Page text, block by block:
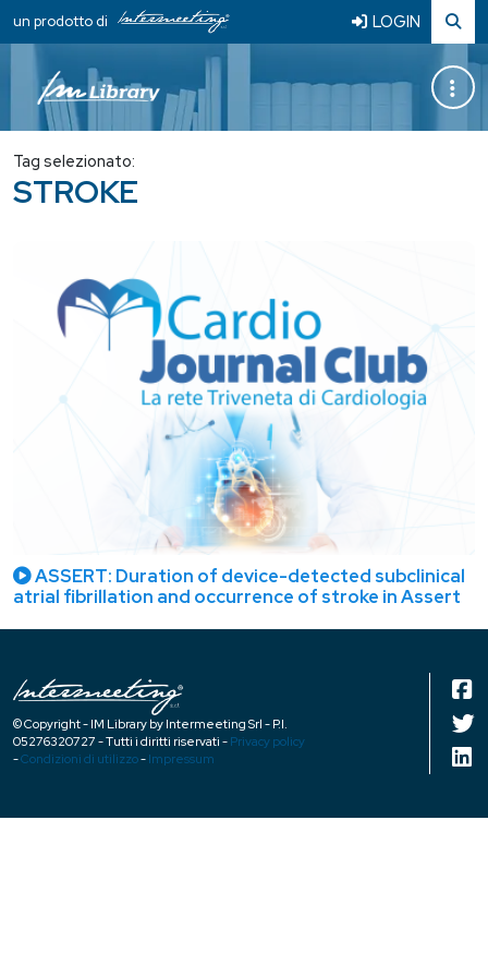
un prodotto di LOGIN
Tag selezionato:
STROKE
ASSERT: Duration of device-detected subclinical
atrial fibrillation and occurrence of stroke in Assert
© Copyright - IM Library by Intermeeting Srl - P.I.
05276320727 - Tutti i diritti riservati - Privacy policy
-Condizioni di utilizzo- Impressum